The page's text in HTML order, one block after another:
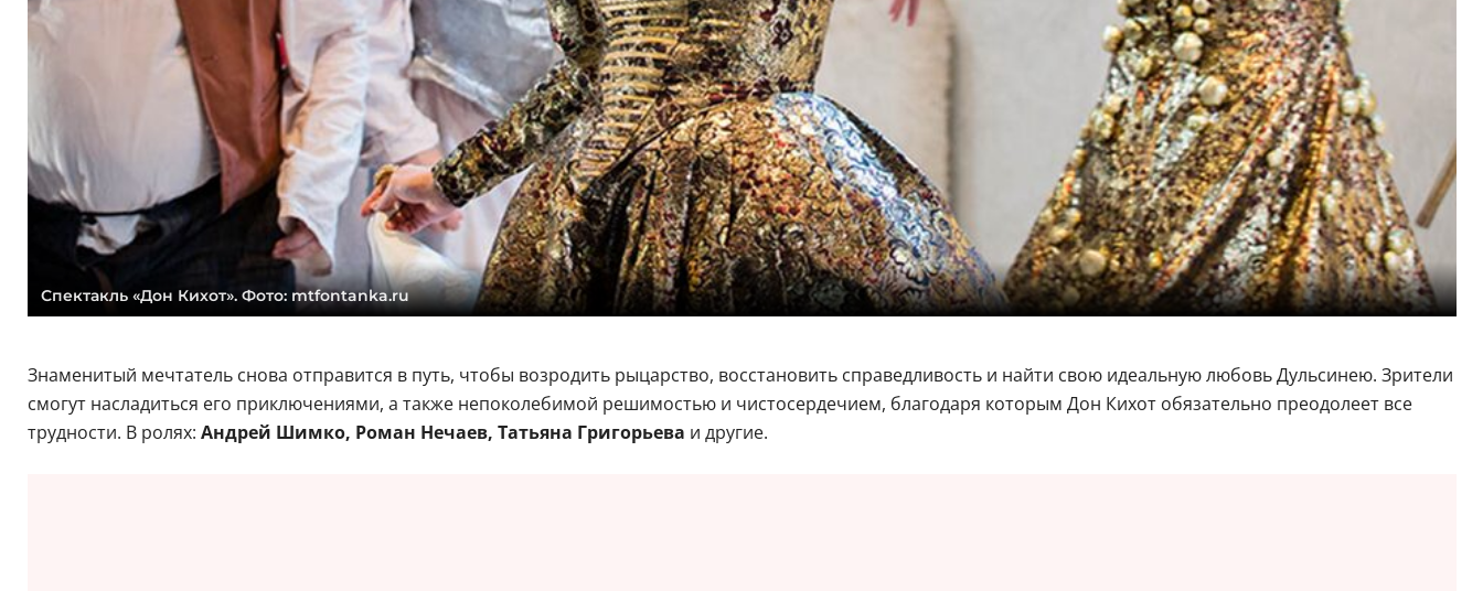
Спектакль «Дон Кихот». Фото: mtfontanka.ru
Знаменитый мечтатель снова отправится в путь, чтобы возродить рыцарство, восстановить справедливость и найти свою идеальную любовь Дульсинею. Зрители
смогут насладиться его приключениями, а также непоколебимой решимостью и чистосердечием, благодаря которым Дон Кихот обязательно преодолеет все
трудности. В ролях: Андрей Шимко, Роман Нечаев, Татьяна Григорьева и другие.